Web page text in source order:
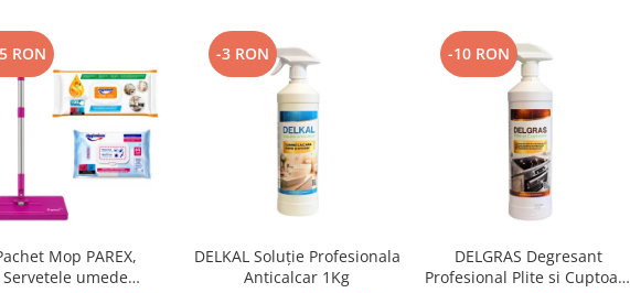
RON
Mop PAREX,
Servetele umede
-3 RON
DELKAL Soluție Profesionala
Anticalcar 1Kg
-10 RON
DELGRAS Degresant
Profesional Plite si Cuptoare